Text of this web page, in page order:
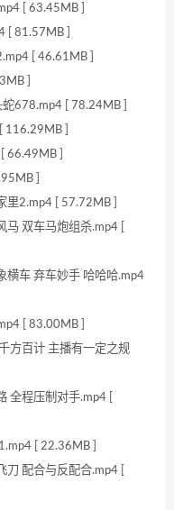
[ 63.45MB ]
[ 81.57MB ]
[ 46.61MB ]
]
678.mp4 [ 78.24MB ]
116.29MB ]
66.49MB ]
]
里2.mp4 [ 57.72MB ]
马 双车马炮组杀.mp4 [
横车 弃车妙手 哈哈哈.mp4
[ 83.00MB ]
方百计 主播有一定之规
全程压制对手.mp4 [
[ 22.36MB ]
刀 配合与反配合.mp4 [